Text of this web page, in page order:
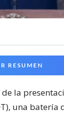
RESUMEN
la
una batería